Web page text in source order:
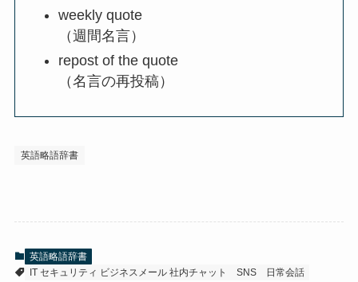
weekly quote
（週間名言）
repost of the quote
（名言の再投稿）
英語略語辞書
英語略語辞書
IT セキュリティ ビジネスメール 社内チャット
SNS 日常会話